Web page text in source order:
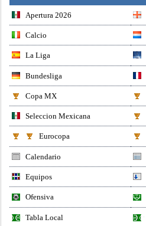
Apertura 2026
Calcio
La Liga
Bundesliga
Copa MX
Seleccion Mexicana
Eurocopa
Calendario
Equipos
Ofensiva
Tabla Local